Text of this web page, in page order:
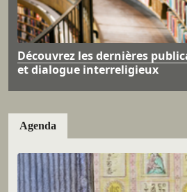
Découvrez les dernières
et dialogue interreligieux
Agenda